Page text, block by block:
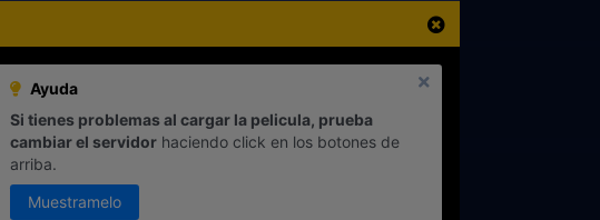
Ayuda
Si tienes problemas al cargar la pelicula, prueba
cambiar el servidor haciendo click en los botones de
arriba.
Muestramelo